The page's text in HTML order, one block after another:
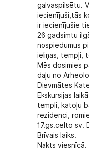
galvaspilsētu.
iecienījuši,tās
ir iecienījušie
26 gadsimtu
nospiedumus
ieliņas, tempļi,
Mēs dosimies
daļu no
Dievmātes
Ekskursijas
templi, katoļu
rezidenci,
17.gs.celto sv.
Brīvais laiks.
Nakts viesnīcā.